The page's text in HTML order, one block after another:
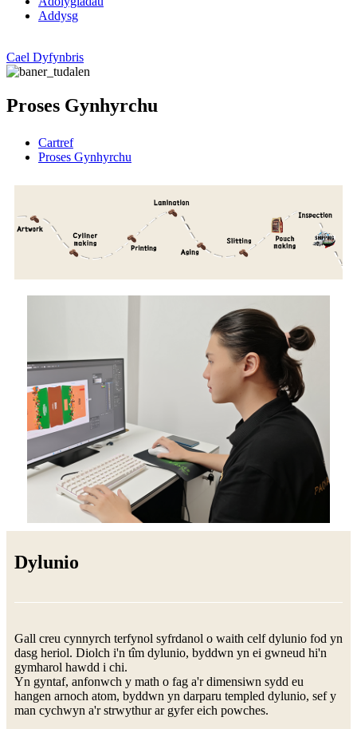
Addysg
Cael Dyfynbris
Proses Gynhyrchu
Cartref
Proses Gynhyrchu
Dylunio
Gall creu cynnyrch terfynol syfrdanol o waith celf dylunio fod yn
dasg heriol. Diolch i'n tîm dylunio, byddwn yn ei gwneud hi'n
gymharol hawdd i chi.
Yn gyntaf, anfonwch y math o fag a'r dimensiwn sydd eu
hangen arnoch atom, byddwn yn darparu templed dylunio, sef y
man cychwyn a'r strwythur ar gyfer eich powches.